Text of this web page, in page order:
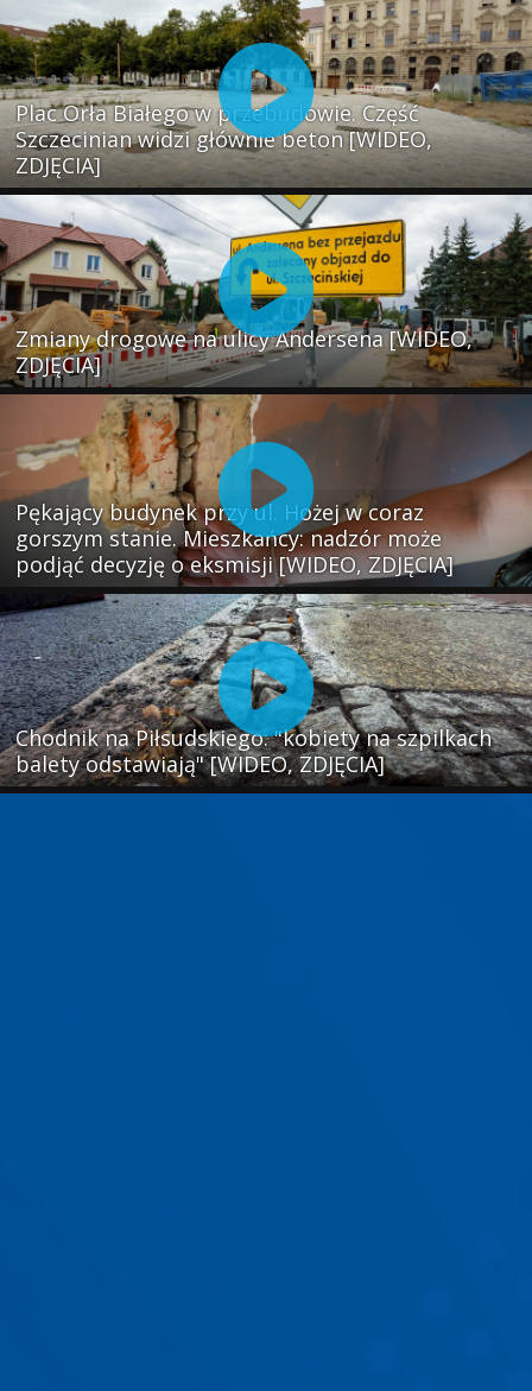
Plac Orła Białego w przebudowie. Część
Szczecinian widzi głównie beton [WIDEO,
ZDJĘCIA]
Zmiany drogowe na ulicy Andersena [WIDEO,
ZDJĘCIA]
Pękający budynek przy ul. Hożej w coraz
gorszym stanie. Mieszkańcy: nadzór może
podjąć decyzję o eksmisji [WIDEO, ZDJĘCIA]
Chodnik na Piłsudskiego: "kobiety na szpilkach
balety odstawiają" [WIDEO, ZDJĘCIA]